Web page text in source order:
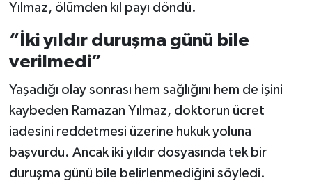
Yılmaz, ölümden kıl payı döndü.
“İki yıldır duruşma günü bile
verilmedi”
Yaşadığı olay sonrası hem sağlığını hem de işini
kaybeden Ramazan Yılmaz, doktorun ücret
iadesini reddetmesi üzerine hukuk yoluna
başvurdu. Ancak iki yıldır dosyasında tek bir
duruşma günü bile belirlenmediğini söyledi.